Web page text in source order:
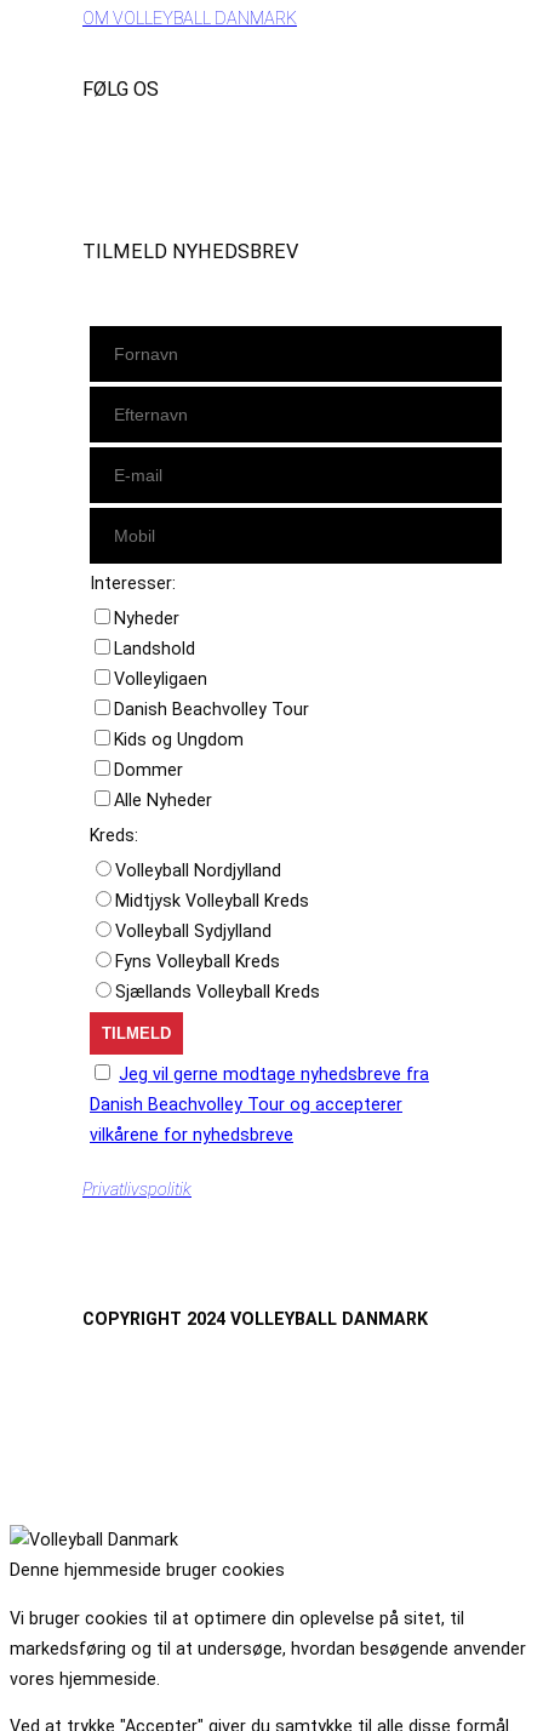
OM VOLLEYBALL DANMARK
FØLG OS
TILMELD NYHEDSBREV
Interesser:
Nyheder
Landshold
Volleyligaen
Danish Beachvolley Tour
Kids og Ungdom
Dommer
Alle Nyheder
Kreds:
Volleyball Nordjylland
Midtjysk Volleyball Kreds
Volleyball Sydjylland
Fyns Volleyball Kreds
Sjællands Volleyball Kreds
Jeg vil gerne modtage nyhedsbreve fra
Danish Beachvolley Tour og accepterer
vilkårene for nyhedsbreve
Privatlivspolitik
COPYRIGHT 2024 VOLLEYBALL DANMARK
Denne hjemmeside bruger cookies
Vi bruger cookies til at optimere din oplevelse på sitet, til
markedsføring og til at undersøge, hvordan besøgende anvender
vores hjemmeside.
Ved at trykke "Accepter" giver du samtykke til alle disse formål.